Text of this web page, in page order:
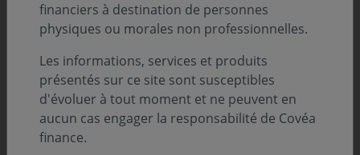
financiers à destination de personnes
physiques ou morales non professionnelles.
Les informations, services et produits
présentés sur ce site sont susceptibles
d'évoluer à tout moment et ne peuvent en
aucun cas engager la responsabilité de Covéa
finance.